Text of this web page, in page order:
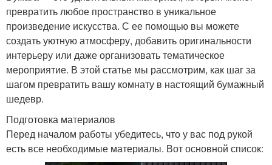
превратить любое пространство в уникальное
произведение искусства. С ее помощью вы можете
создать уютную атмосферу, добавить оригинальности
интерьеру или даже организовать тематическое
мероприятие. В этой статье мы рассмотрим, как шаг за
шагом превратить вашу комнату в настоящий бумажный
шедевр.
Подготовка материалов
Перед началом работы убедитесь, что у вас под рукой
есть все необходимые материалы. Вот основной список: